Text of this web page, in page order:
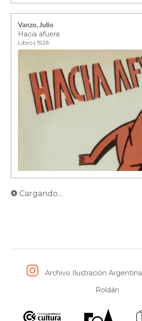
Vanzo, Julio
Hacia afuera
Libro | 1926
Cargando...
Archivo Ilustración Argentina
Roldán